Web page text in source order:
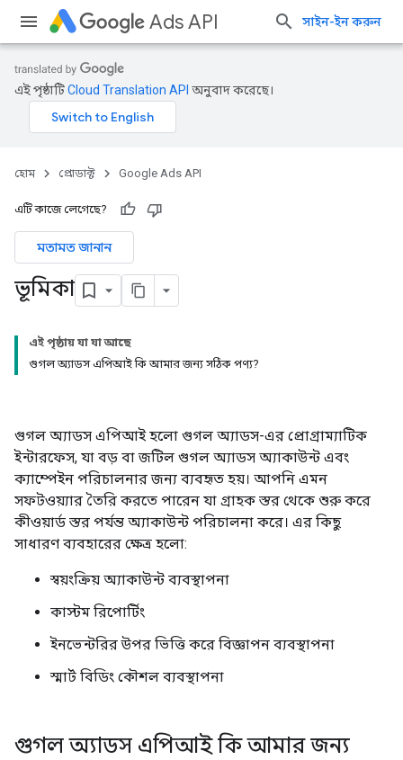
Ads API সাইন-ইন করুন
এই পৃষ্ঠাটিCloud Translation API অনুবাদ করেছে।
হোম প্রোডাক্ট Google Ads API
এটি কাজে লেগেছে?
মতামত জানান
ভূমিকা
এই পৃষ্ঠায় যা যা আছে
গুগল অ্যাডস এপিআই কি আমার জন্য সঠিক পণ্য?
গুগল অ্যাডস এপিআই হলো গুগল অ্যাডস-এর প্রোগ্রাম্যাটিক
ইন্টারফেস, যা বড় বা জটিল গুগল অ্যাডস অ্যাকাউন্ট এবং
ক্যাম্পেইন পরিচালনার জন্য ব্যবহৃত হয়। আপনি এমন
সফটওয়্যার তৈরি করতে পারেন যা গ্রাহক স্তর থেকে শুরু করে
কীওয়ার্ড স্তর পর্যন্ত অ্যাকাউন্ট পরিচালনা করে। এর কিছু
সাধারণ ব্যবহারের ক্ষেত্র হলো:
স্বয়ংক্রিয় অ্যাকাউন্ট ব্যবস্থাপনা
কাস্টম রিপোর্টিং
ইনভেন্টরির উপর ভিত্তি করে বিজ্ঞাপন ব্যবস্থাপনা
স্মার্ট বিডিং কৌশল ব্যবস্থাপনা
গুগল অ্যাডস এপিআই কি আমার জন্য